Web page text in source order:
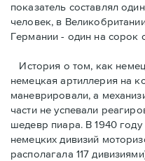
показатель составлял
человек, в
Германии - один на сорок
История о том, как
немeцкая артиллерия на
маневрировали, а
части не успевали
шедевр пиара. В 1940
немецких дивизий
располагала 117